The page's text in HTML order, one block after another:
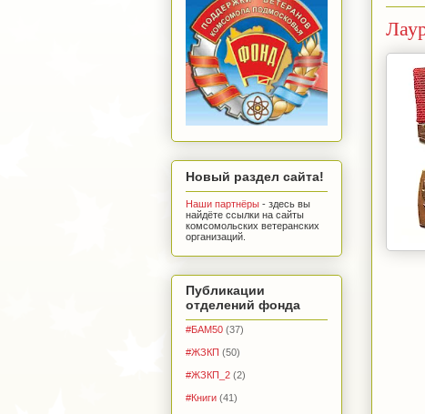
Новый раздел сайта!
Наши партнёры - здесь вы
найдёте ссылки на сайты
комсомольских ветеранских
организаций.
Публикации
отделений фонда
#БАМ50 (37)
#ЖЗКП (50)
#ЖЗКП_2 (2)
#Книги (41)